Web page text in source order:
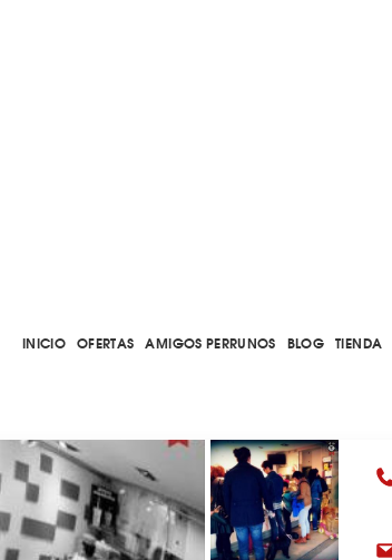
INICIO OFERTAS AMIGOS PERRUNOS BLOG TIENDA